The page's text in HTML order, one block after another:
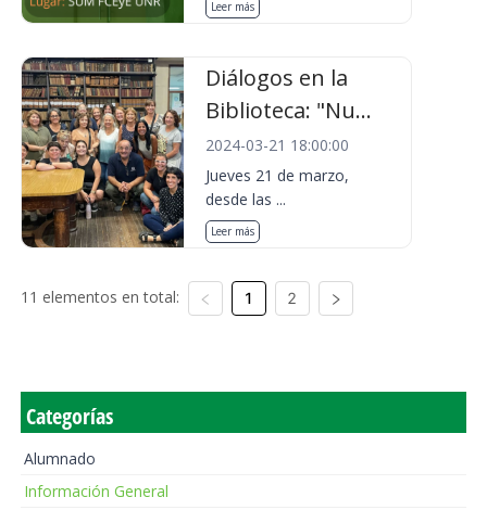
Leer más
Diálogos en la
Biblioteca: "Nu...
2024-03-21 18:00:00
Jueves 21 de marzo,
desde las ...
Leer más
11 elementos en total: 1 2
Categorías
Alumnado
Información General